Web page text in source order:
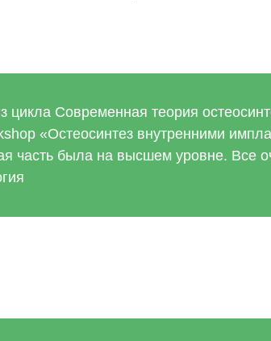
цикла Современная теория
«Остеосинтез внутренними
часть была на высшем уровне. Все